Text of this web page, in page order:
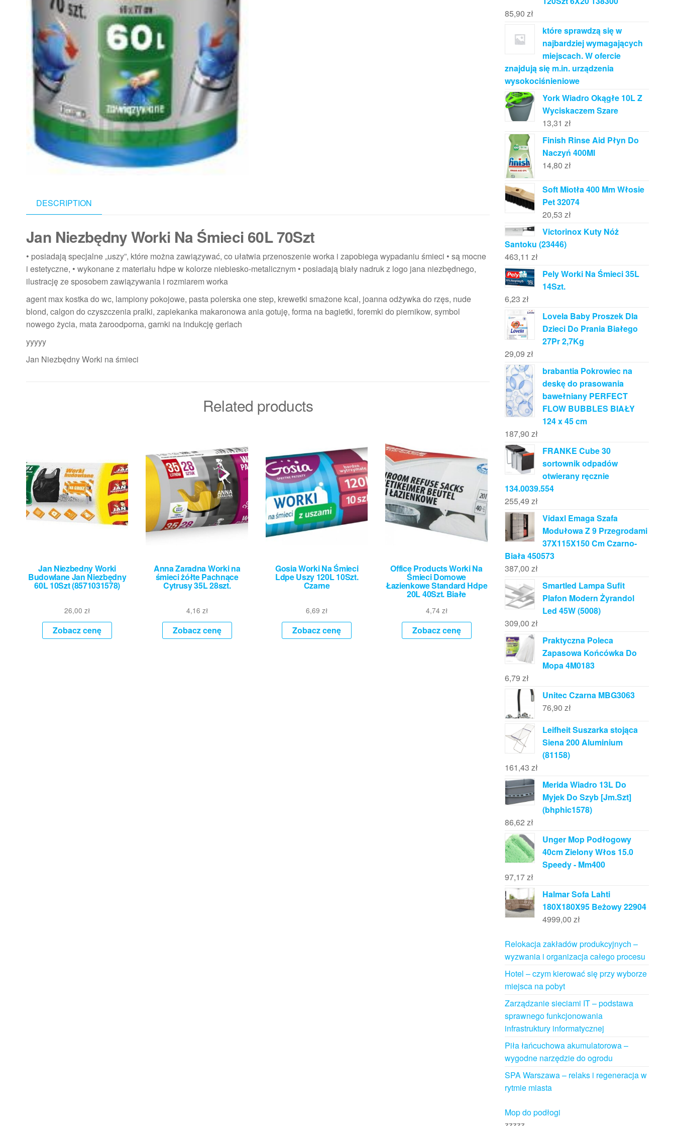
DESCRIPTION
Jan Niezbędny Worki Na Śmieci 60L 70Szt
• posiadają specjalne „uszy”, które można zawiązywać, co ułatwia przenoszenie worka i zapobiega wypadaniu śmieci • są mocne
i estetyczne, • wykonane z materiału hdpe w kolorze niebiesko-metalicznym • posiadają biały nadruk z logo jana niezbędnego,
ilustrację ze sposobem zawiązywania i rozmiarem worka
agent max kostka do wc, lampiony pokojowe, pasta polerska one step, krewetki smażone kcal, joanna odżywka do rzęs, nude
blond, calgon do czyszczenia pralki, zapiekanka makaronowa ania gotuję, forma na bagietki, foremki do piernikow, symbol
nowego życia, mata żaroodporna, garnki na indukcję gerlach
yyyyy
Jan Niezbędny Worki na śmieci
Related products
Jan Niezbedny Worki
Budowlane Jan Niezbędny
60L 10Szt (8571031578)
26,00zł
Zobacz cenę
Anna Zaradna Worki na
śmieci żółte Pachnące
Cytrusy 35L 28szt.
4,16 zł
Zobacz cenę
Gosia Worki Na Śmieci
Ldpe Uszy 120L 10Szt.
Czarne
6,69zł
Zobacz cenę
Office Products Worki Na
Śmieci Domowe
Łazienkowe Standard Hdpe
20L 40Szt. Białe
4,74 zł
Zobacz cenę
85,90 zł
które sprawdzą się w
najbardziej wymagających
miejscach. W ofercie
znajdują się m.in. urządzenia
wysokociśnieniowe
York Wiadro Okągłe 10L Z
Wyciskaczem Szare
13,31 zł
Finish Rinse Aid Płyn Do
Naczyń 400Ml
14,80 zł
Soft Miotła 400 Mm Włosie
Pet 32074
20,53 zł
Victorinox Kuty Nóż
Santoku (23446)
463,11 zł
Pely Worki Na Śmieci 35L
14Szt.
6,23 zł
Lovela Baby Proszek Dla
Dzieci Do Prania Białego
27Pr 2,7Kg
29,09 zł
brabantia Pokrowiec na
deskę do prasowania
bawełniany PERFECT
FLOW BUBBLES BIAŁY
124 x 45 cm
187,90 zł
FRANKE Cube 30
sortownik odpadów
otwierany ręcznie
134.0039.554
255,49 zł
Vidaxl Emaga Szafa
Modułowa Z 9 Przegrodami
37X115X150 Cm Czarno-
Biała 450573
387,00 zł
Smartled Lampa Sufit
Plafon Modern Żyrandol
Led 45W (5008)
309,00 zł
Praktyczna Poleca
Zapasowa Końcówka Do
Mopa 4M0183
6,79 zł
Unitec Czarna MBG3063
76,90 zł
Leifheit Suszarka stojąca
Siena 200 Aluminium
(81158)
161,43 zł
Merida Wiadro 13L Do
Myjek Do Szyb [Jm.Szt]
(bhphic1578)
86,62 zł
Unger Mop Podłogowy
40cm Zielony Włos 15.0
Speedy - Mm400
97,17zł
Halmar Sofa Lahti
180X180X95 Beżowy 22904
4999,00 zł
Relokacja zakładów produkcyjnych –
wyzwania i organizacja całego procesu
Hotel – czym kierować się przy wyborze
miejsca na pobyt
Zarządzanie sieciami IT – podstawa
sprawnego funkcjonowania
infrastruktury informatycznej
Piła łańcuchowa akumulatorowa –
wygodne narzędzie do ogrodu
SPA Warszawa – relaks i regeneracja w
rytmie miasta
Mop do podłogi